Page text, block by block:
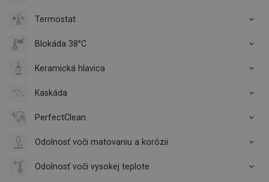
Termostat
Blokáda 38°C
Keramická hlavica
Kaskáda
PerfectClean
Odolnosť voči matovaniu a korózii
Odolnosť voči vysokej teplote